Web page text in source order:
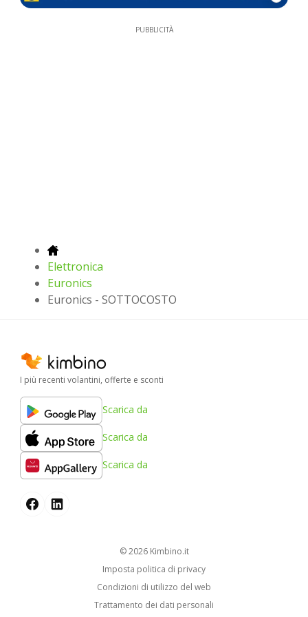
PUBBLICITÀ
Elettronica
Euronics
Euronics - SOTTOCOSTO
I più recenti volantini, offerte e sconti
Scarica da
Scarica da
Scarica da
© 2026 kimbino.it
Imposta politica di privacy
Condizioni di utilizzo del web
Trattamento dei dati personali